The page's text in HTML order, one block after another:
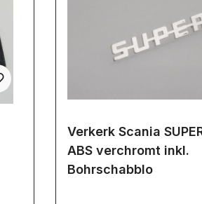
Verkerk Scania
ABS verchromt inkl.
Bohrschabblo